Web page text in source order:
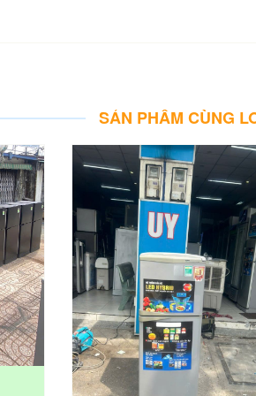
SẢN PHẨM CÙNG